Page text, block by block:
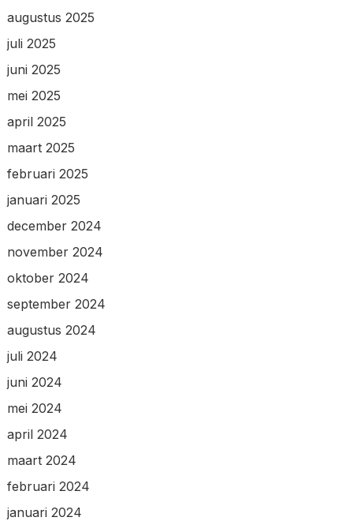
augustus 2025
juli 2025
juni 2025
mei 2025
april 2025
maart 2025
februari 2025
januari 2025
december 2024
november 2024
oktober 2024
september 2024
augustus 2024
juli 2024
juni 2024
mei 2024
april 2024
maart 2024
februari 2024
januari 2024